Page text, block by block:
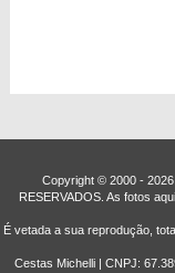
Copyright © 2000 -
RESERVADOS. As fotos
É vetada a sua reprodução,
Cestas Michelli | CNPJ: